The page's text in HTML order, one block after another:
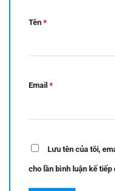
Tên *
Email *
Lưu tên của tôi,
cho lần bình luận kế tiếp